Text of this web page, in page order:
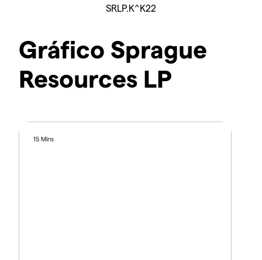
SRLP.K^K22
Gráfico Sprague
Resources LP
15 Mins